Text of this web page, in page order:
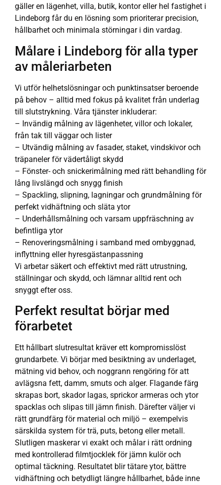
gäller en lägenhet, villa, butik, kontor eller hel fastighet i
Lindeborg får du en lösning som prioriterar precision,
hållbarhet och minimala störningar i din vardag.
Målare i Lindeborg för alla typer
av måleriarbeten
Vi utför helhetslösningar och punktinsatser beroende
på behov – alltid med fokus på kvalitet från underlag
till slutstrykning. Våra tjänster inkluderar:
– Invändig målning av lägenheter, villor och lokaler,
från tak till väggar och lister
– Utvändig målning av fasader, staket, vindskivor och
träpaneler för vädertåligt skydd
– Fönster- och snickerimålning med rätt behandling för
lång livslängd och snygg finish
– Spackling, slipning, lagningar och grundmålning för
perfekt vidhäftning och släta ytor
– Underhållsmålning och varsam uppfräschning av
befintliga ytor
– Renoveringsmålning i samband med ombyggnad,
inflyttning eller hyresgästanpassning
Vi arbetar säkert och effektivt med rätt utrustning,
ställningar och skydd, och lämnar alltid rent och
snyggt efter oss.
Perfekt resultat börjar med
förarbetet
Ett hållbart slutresultat kräver ett kompromisslöst
grundarbete. Vi börjar med besiktning av underlaget,
mätning vid behov, och noggrann rengöring för att
avlägsna fett, damm, smuts och alger. Flagande färg
skrapas bort, skador lagas, sprickor armeras och ytor
spacklas och slipas till jämn finish. Därefter väljer vi
rätt grundfärg för material och miljö – exempelvis
särskilda system för trä, puts, betong eller metall.
Slutligen maskerar vi exakt och målar i rätt ordning
med kontrollerad filmtjocklek för jämn kulör och
optimal täckning. Resultatet blir tätare ytor, bättre
vidhäftning och betydligt längre hållbarhet, både inne